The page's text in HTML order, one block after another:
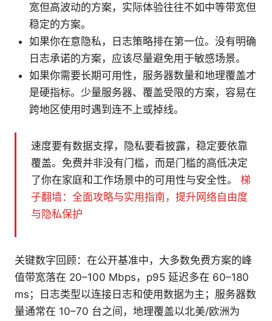
宽但高波动的方案，实际体验往往不如中等带宽但
稳定的方案。
如果你在意隐私，日志策略排在第一位。没有明确
日志承诺的方案，应该尽量避免用于敏感场景。
如果你需要长期可用性，服务器数量和地理覆盖才
是硬指标。少量服务器、覆盖受限的方案，容易在
跨地区使用时遇到连不上或掉线。
速度要有数据支撑，隐私要看披露，稳定要依靠
覆盖。免费并非没有门槛，而是门槛的高低决定
了你在家庭和工作场景中的可用性与安全性。 梯
子翻墙：全面攻略与实用指南，提升网络自由度
与隐私保护
关键数字回顾：在公开基准中，大多数免费方案的峰
值带宽落在 20–100 Mbps，p95 延迟多在 60–180
ms；日志类型以连接日志和使用数据为主；服务器数
量通常在 10–70 台之间，地理覆盖以北美/欧洲为